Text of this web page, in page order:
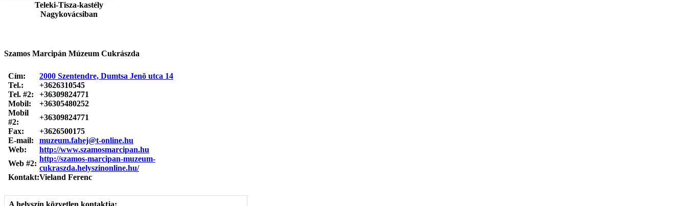
Teleki-Tisza-kastély
Nagykovácsiban
Szamos Marcipán Múzeum Cukrászda
Cím:
2000 Szentendre, Dumtsa Jenõ utca 14
Tel.:
+3626310545
Tel. #2:
+36309824771
Mobil:
+36305480252
Mobil
#2:
+36309824771
Fax:
+3626500175
E-mail:
muzeum.fahej@t-online.hu
Web:
http://www.szamosmarcipan.hu
Web #2:
http://szamos-marcipan-muzeum-
cukraszda.helyszinonline.hu/
Kontakt:Vieland Ferenc
A helyszín közvetlen kontaktja: